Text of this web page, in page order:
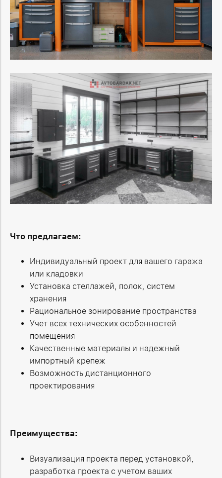
Что предлагаем:
Индивидуальный проект для вашего гаража
или кладовки
Установка стеллажей, полок, систем
хранения
Рациональное зонирование пространства
Учет всех технических особенностей
помещения
Качественные материалы и надежный
импортный крепеж
Возможность дистанционного
проектирования
Преимущества:
Визуализация проекта перед установкой,
разработка проекта с учетом ваших